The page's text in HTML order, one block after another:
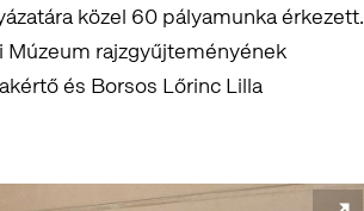
közel 60 pályamunka érkezett.
Múzeum rajzgyűjteményének
és Borsos Lőrinc Lilla